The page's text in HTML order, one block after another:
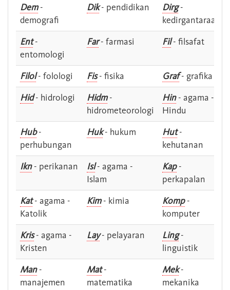
Dem-
demografi
Dik- pendidikan Dirg-
kedirgantaraan
Ent-
entomologi
Far- farmasi Fil- filsafat
Filol- folologi Fis- fisika Graf- grafika
Hid- hidrologi Hidm-
hidrometeorologi
Hin- agama -
Hindu
Hub-
perhubungan
Huk- hukum Hut-
kehutanan
Ikn- perikanan Isl- agama -
Islam
Kap-
perkapalan
Kat- agama -
Katolik
Kim- kimia Komp-
komputer
Kris- agama -
Kristen
Lay- pelayaran Ling-
linguistik
Man-
manajemen
Mat-
matematika
Mek-
mekanika